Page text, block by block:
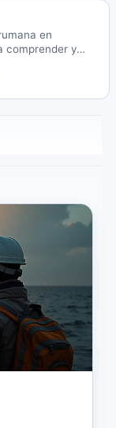
en
comprender y
ayuda a las
de